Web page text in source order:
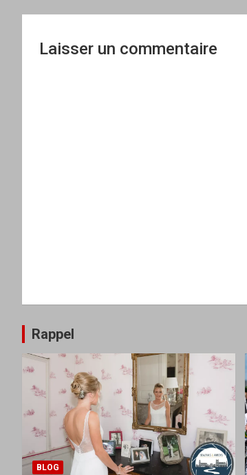
l’article
Laisser un commentaire
Rappel
BLOG